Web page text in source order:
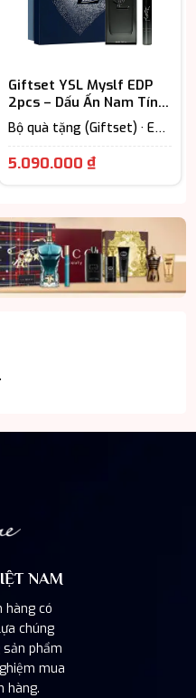
Giftset YSL Myslf EDP
2pcs – Dấu Ấn Nam Tính
Hiện Đại
Bộ quà tặng (Giftset) · EDP
hương từ 7-12h) · Nước Hoa
5.090.000 ₫
NAM
hàng có
chúng
phẩm
mua
hàng.